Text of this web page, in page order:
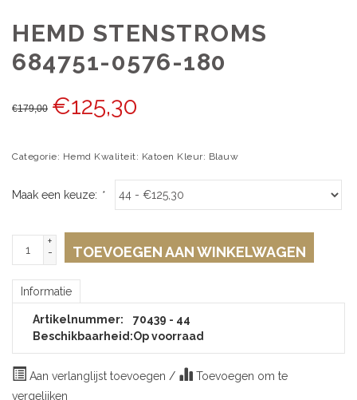
HEMD STENSTROMS
684751-0576-180
€179,00 €125,30
Categorie: Hemd Kwaliteit: Katoen Kleur: Blauw
Maak een keuze: *
+
-
TOEVOEGEN AAN WINKELWAGEN
Informatie
Artikelnummer:
70439 - 44
Beschikbaarheid:Op voorraad
Aan verlanglijst toevoegen /
Toevoegen om te
vergelijken